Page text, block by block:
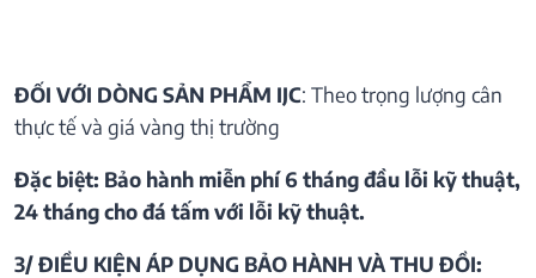
ĐỐI VỚI DÒNG SẢN PHẨM IJC: Theo trọng lượng cân
thực tế và giá vàng thị trường
Đặc biệt: Bảo hành miễn phí 6 tháng đầu lỗi kỹ thuật,
24 tháng cho đá tấm với lỗi kỹ thuật.
3/ ĐIỀU KIỆN ÁP DỤNG BẢO HÀNH VÀ THU ĐỒI: